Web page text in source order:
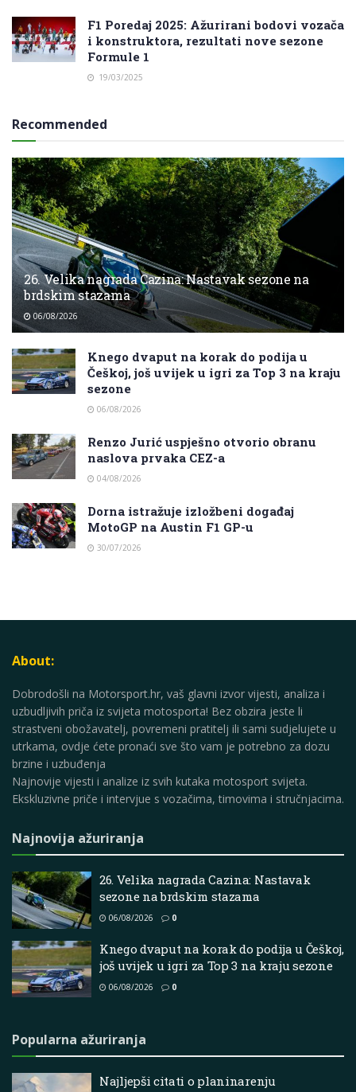
F1 Poredaj 2025: Ažurirani bodovi vozača
i konstruktora, rezultati nove sezone
Formule 1
19/03/2025
Recommended
26. Velika nagrada Cazina: Nastavak sezone na
brdskim stazama
06/08/2026
Knego dvaput na korak do podija u
Češkoj, još uvijek u igri za Top 3 na kraju
sezone
06/08/2026
Renzo Jurić uspješno otvorio obranu
naslova prvaka CEZ-a
04/08/2026
Dorna istražuje izložbeni događaj
MotoGP na Austin F1 GP-u
30/07/2026
About:
Dobrodošli na Motorsport.hr, vaš glavni izvor vijesti, analiza i
uzbudljivih priča iz svijeta motosporta! Bez obzira jeste li
strastveni obožavatelj, povremeni pratitelj ili sami sudjelujete u
utrkama, ovdje ćete pronaći sve što vam je potrebno za dozu
brzine i uzbuđenja
Najnovije vijesti i analize iz svih kutaka motosport svijeta.
Ekskluzivne priče i intervjue s vozačima, timovima i stručnjacima.
Najnovija ažuriranja
26. Velika nagrada Cazina: Nastavak
sezone na brdskim stazama
06/08/2026 0
Knego dvaput na korak do podija u Češkoj,
još uvijek u igri za Top 3 na kraju sezone
06/08/2026 0
Popularna ažuriranja
Najljepši citati o planinarenju